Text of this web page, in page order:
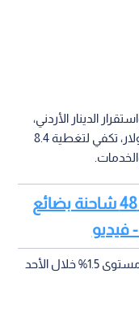
الدينار الأردني،
المدعوم باحتياطيات أجنبية تبلغ 21.1 مليار دولار، تكفي لتغطية 8.4
اقرأ أيضا: الحاج توفيق: دخول 48 شاحنة بضائع
فيديو
كما أشارت إلى استقرار معدل التضخم عند مستوى 1.5% خلال الأحد